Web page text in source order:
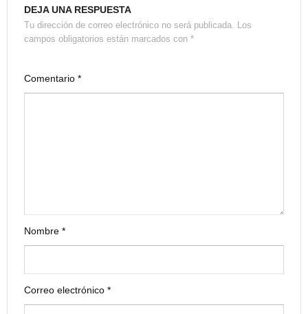
DEJA UNA RESPUESTA
Tu dirección de correo electrónico no será publicada. Los
campos obligatorios están marcados con *
Comentario *
Nombre *
Correo electrónico *